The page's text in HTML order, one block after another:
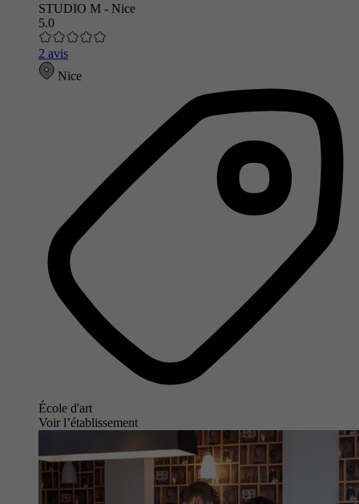
STUDIO M - Nice
5.0
2 avis
Nice
École d'art
Voir l’établissement